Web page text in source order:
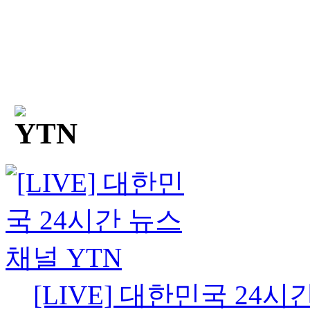
[LIVE] 대한민국 24시